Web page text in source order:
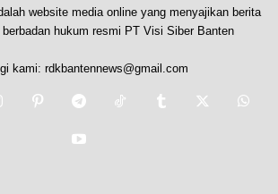
website media online yang menyajikan berita
hukum resmi PT Visi Siber Banten
kami: rdkbantennews@gmail.com